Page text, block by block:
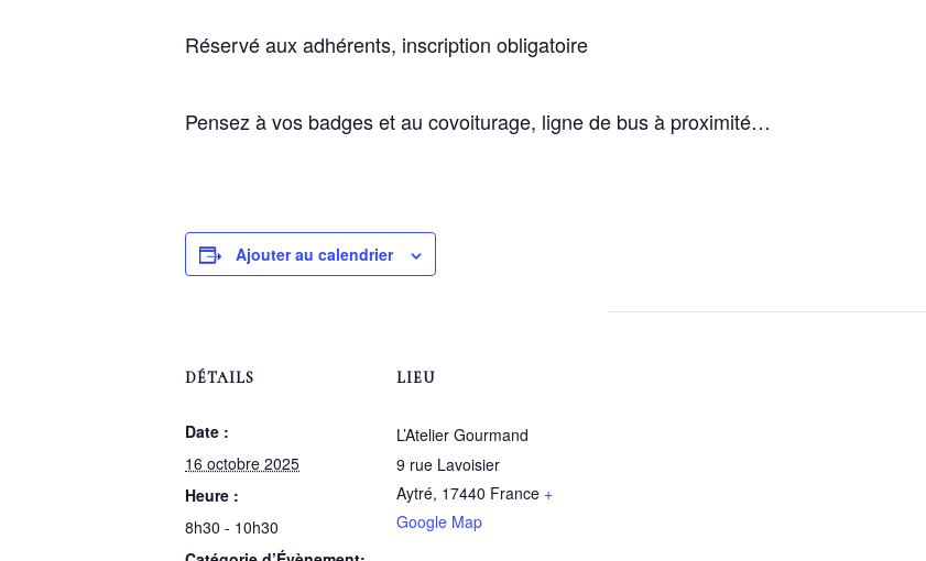
Réservé aux adhérents, inscription obligatoire
Pensez à vos badges et au covoiturage, ligne de bus à proximité…
Ajouter au calendrier
DÉTAILS
Date :
16 octobre 2025
Heure :
8h30 - 10h30
LIEU
L’Atelier Gourmand
9 rue Lavoisier
Aytré, 17440 France +
Google Map